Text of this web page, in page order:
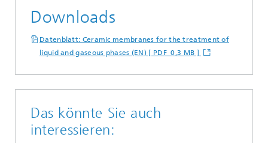
Downloads
Datenblatt: Ceramic membranes for the treatment of
liquid and gaseous phases (EN) [ PDF 0,3 MB ]
Das könnte Sie auch
interessieren: